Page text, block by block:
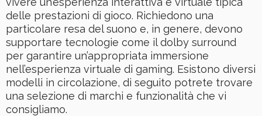
delle prestazioni di gioco. Richiedono una
particolare resa del suono e, in genere, devono
supportare tecnologie come il dolby surround
per garantire un’appropriata immersione
nell’esperienza virtuale di gaming. Esistono diversi
modelli in circolazione, di seguito potrete trovare
una selezione di marchi e funzionalità che vi
consigliamo.